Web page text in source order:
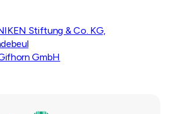
Stiftung & Co. KG,
GmbH